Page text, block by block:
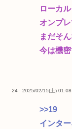
ローカ
オンプ
まだそ
今は機
24 : 2025/02/15(土)
>>19
インタ